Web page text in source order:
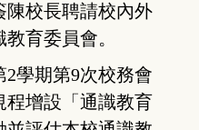
陳校長聘請校內外
育委員會。
期第9次校務會
程增設「通識教育